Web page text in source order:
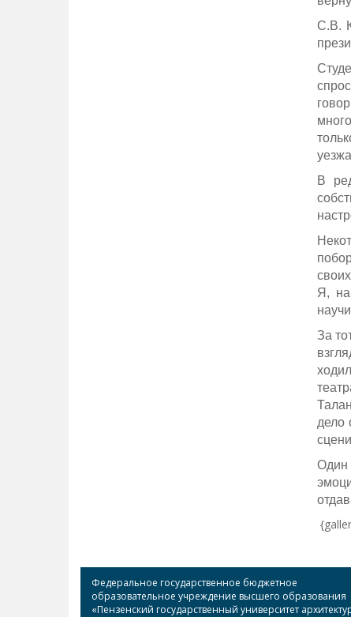
С.В.
В
Я,
За
дело
Один
Федеральное государственное бюджетное
образовательное учреждение высшего образования
«Пензенский государственный университет